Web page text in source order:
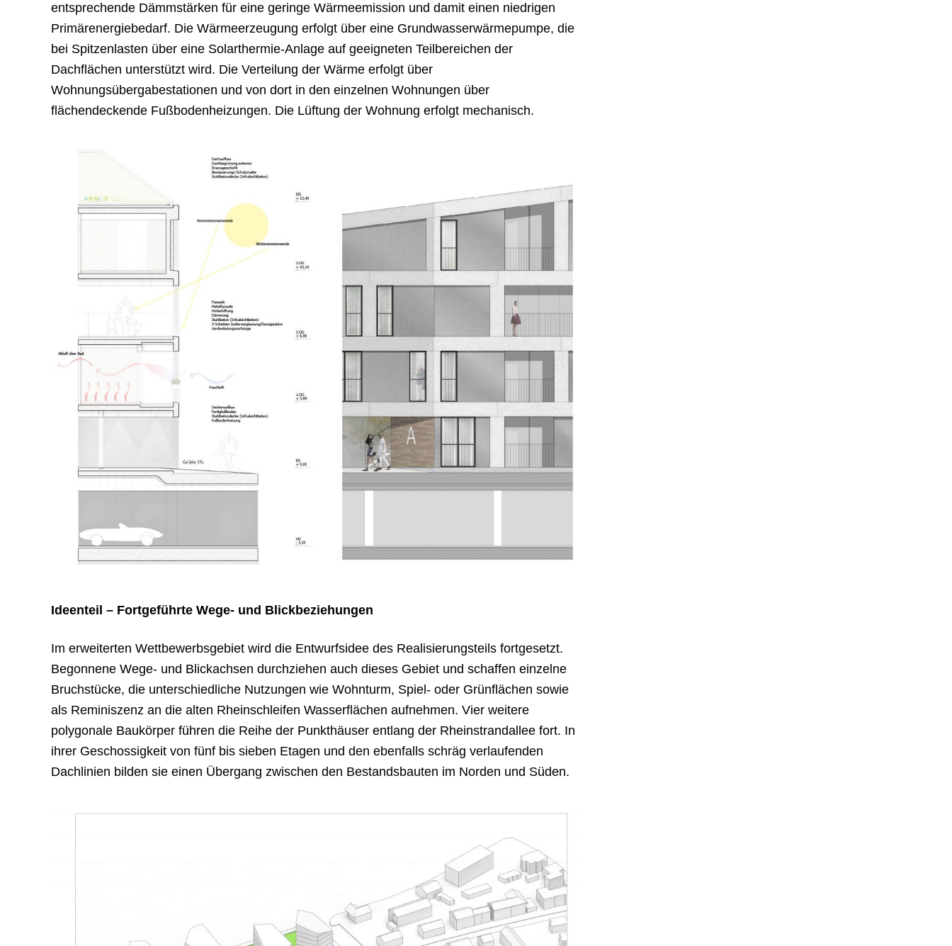
entsprechende Dämmstärken für eine geringe Wärmeemission und damit einen niedrigen
Primärenergiebedarf. Die Wärmeerzeugung erfolgt über eine Grundwasserwärmepumpe, die
bei Spitzenlasten über eine Solarthermie-Anlage auf geeigneten Teilbereichen der
Dachflächen unterstützt wird. Die Verteilung der Wärme erfolgt über
Wohnungsübergabestationen und von dort in den einzelnen Wohnungen über
flächendeckende Fußbodenheizungen. Die Lüftung der Wohnung erfolgt mechanisch.
Ideenteil – Fortgeführte Wege- und Blickbeziehungen
Im erweiterten Wettbewerbsgebiet wird die Entwurfsidee des Realisierungsteils fortgesetzt.
Begonnene Wege- und Blickachsen durchziehen auch dieses Gebiet und schaffen einzelne
Bruchstücke, die unterschiedliche Nutzungen wie Wohnturm, Spiel- oder Grünflächen sowie
als Reminiszenz an die alten Rheinschleifen Wasserflächen aufnehmen. Vier weitere
polygonale Baukörper führen die Reihe der Punkthäuser entlang der Rheinstrandallee fort. In
ihrer Geschossigkeit von fünf bis sieben Etagen und den ebenfalls schräg verlaufenden
Dachlinien bilden sie einen Übergang zwischen den Bestandsbauten im Norden und Süden.